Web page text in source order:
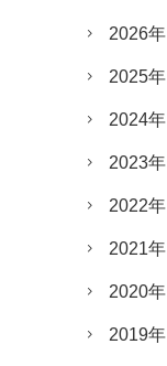
2026年
2025年
2024年
2023年
2022年
2021年
2020年
2019年